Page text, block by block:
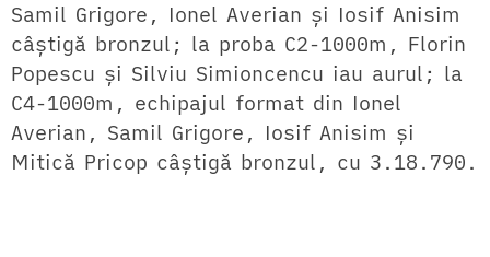
Samil Grigore, Ionel Averian și Iosif Anisim
câștigă bronzul; la proba C2-1000m, Florin
Popescu și Silviu Simioncencu iau aurul; la
C4-1000m, echipajul format din Ionel
Averian, Samil Grigore, Iosif Anisim și
Mitică Pricop câștigă bronzul, cu 3.18.790.